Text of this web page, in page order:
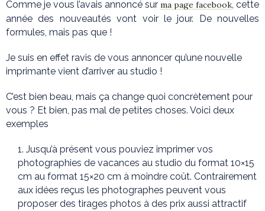
Comme je vous l’avais annoncé sur ma page facebook, cette
année des nouveautés vont voir le jour. De nouvelles
formules, mais pas que !
Je suis en effet ravis de vous annoncer qu’une nouvelle
imprimante vient d’arriver au studio !
C’est bien beau, mais ça change quoi concrètement pour
vous ? Et bien, pas mal de petites choses. Voici deux
exemples
Jusqu’à présent vous pouviez imprimer vos
photographies de vacances au studio du format 10×15
cm au format 15×20 cm à moindre coût. Contrairement
aux idées reçus les photographes peuvent vous
proposer des tirages photos à des prix aussi attractif